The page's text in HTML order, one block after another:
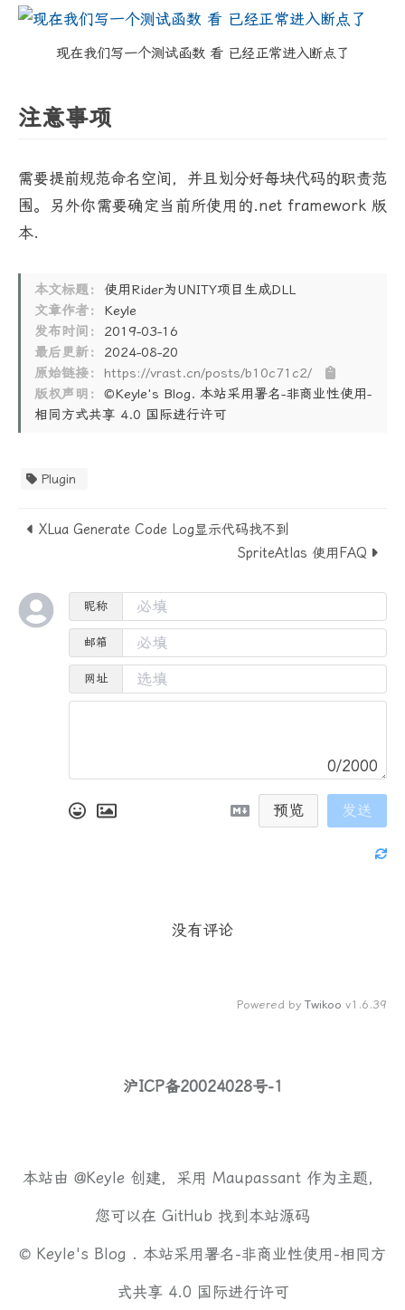
现在我们写一个测试函数 看 已经正常进入断点了
注意事项
需要提前规范命名空间，并且划分好每块代码的职责范
围。另外你需要确定当前所使用的.net framework 版
本.
本文标题：
使用Rider为UNITY项目生成DLL
文章作者：
Keyle
发布时间：
2019-03-16
最后更新：
2024-08-20
原始链接：
https://vrast.cn/posts/b10c71c2/
版权声明：
©Keyle's Blog. 本站采用署名-非商业性使用-
相同方式共享 4.0 国际进行许可
Plugin
XLua Generate Code Log显示代码找不到
SpriteAtlas 使用FAQ
昵称
邮箱
网址
0/2000
预览 发送
没有评论
Powered by Twikoo v1.6.39
沪ICP备20024028号-1
本站由 @Keyle 创建，采用 Maupassant作为主题，
您可以在 GitHub 找到本站源码
© Keyle's Blog . 本站采用署名-非商业性使用-相同方
式共享 4.0 国际进行许可